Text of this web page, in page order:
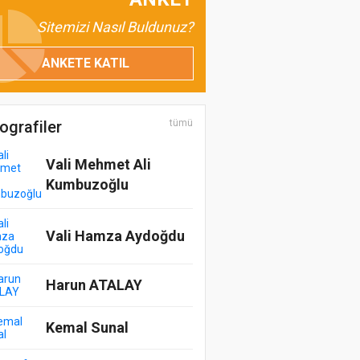
Uzman Psikolog Hicran
Akçay
Çocuklarda Tırnak
Yeme
Oğuzhan Osmanoğlu
Kuşbakışı- 15 Temmuz
Doç.Dr.Mustafa
Sitemizi Nasıl Buldunuz?
ANKETE KATIL
tümü
Vali Mehmet Ali
Kumbuzoğlu
Vali Hamza Aydoğdu
Harun ATALAY
Kemal Sunal